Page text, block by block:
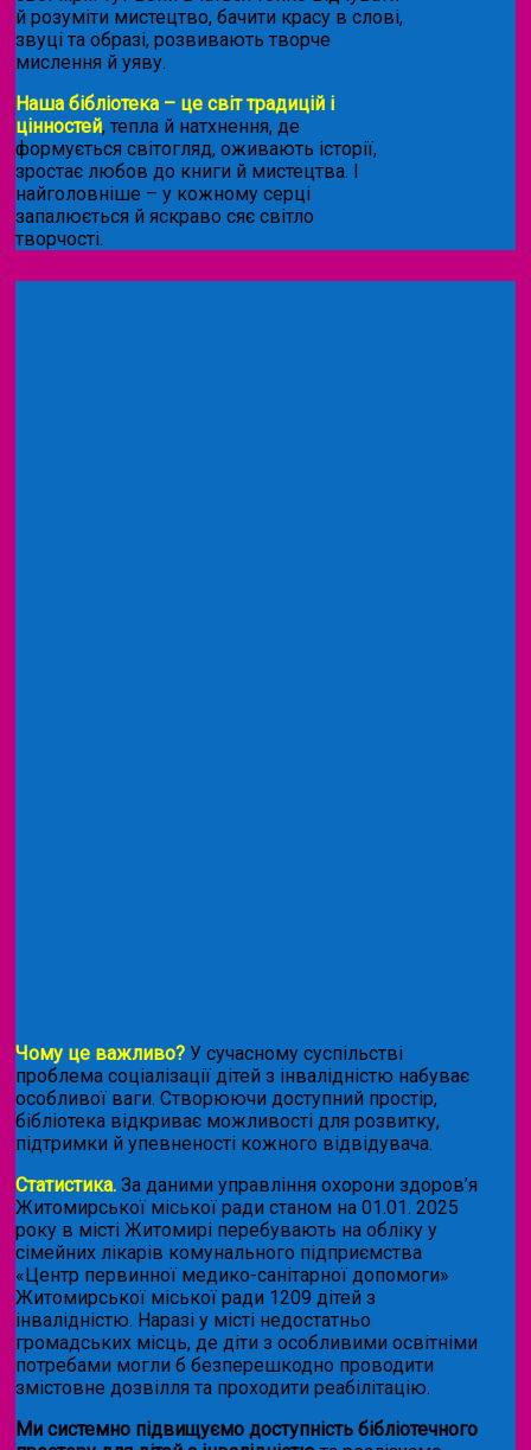
й розуміти мистецтво, бачити красу в слові,
звуці та образі, розвивають творче
мислення й уяву.
Наша бібліотека – це світ традицій і
цінностей, тепла й натхнення, де
формується світогляд, оживають історії,
зростає любов до книги й мистецтва. І
найголовніше – у кожному серці
запалюється й яскраво сяє світло
творчості.
Чому це важливо? У сучасному суспільстві
проблема соціалізації дітей з інвалідністю набуває
особливої ваги. Створюючи доступний простір,
бібліотека відкриває можливості для розвитку,
підтримки й упевненості кожного відвідувача.
Статистика. За даними управління охорони здоров’я
Житомирської міської ради станом на 01.01. 2025
року в місті Житомирі перебувають на обліку у
сімейних лікарів комунального підприємства
«Центр первинної медико-санітарної допомоги»
Житомирської міської ради 1209 дітей з
інвалідністю. Наразі у місті недостатньо
громадських місць, де діти з особливими освітніми
потребами могли б безперешкодно проводити
змістовне дозвілля та проходити реабілітацію.
Ми системно підвищуємо доступність бібліотечного